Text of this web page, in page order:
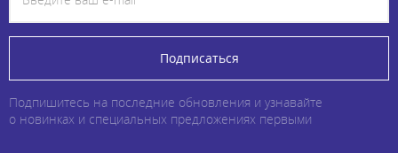
Подписаться
Подпишитесь на последние обновления и узнавайте
о новинках и специальных предложениях первыми